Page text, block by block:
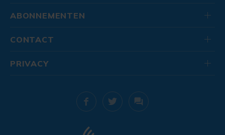
ABONNEMENTEN
CONTACT
PRIVACY